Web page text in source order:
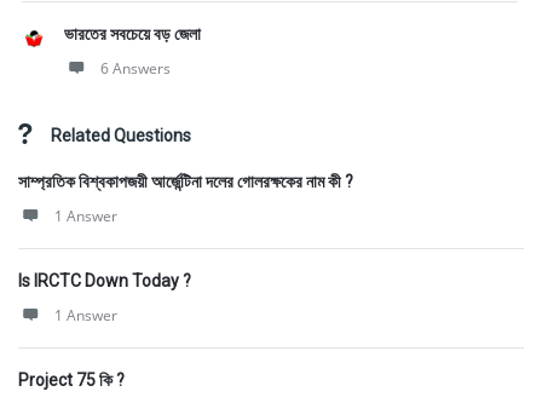
ভারতের সবচেয়ে বড় জেলা
6 Answers
Related Questions
সাম্প্রতিক বিশ্বকাপজয়ী আর্জেন্টিনা দলের গোলরক্ষকের নাম কী ?
1 Answer
Is IRCTC Down Today ?
1 Answer
Project 75 কি ?